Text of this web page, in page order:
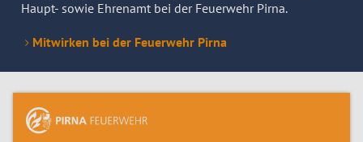
Haupt- sowie Ehrenamt bei der Feuerwehr Pirna.
Mitwirken bei der Feuerwehr Pirna